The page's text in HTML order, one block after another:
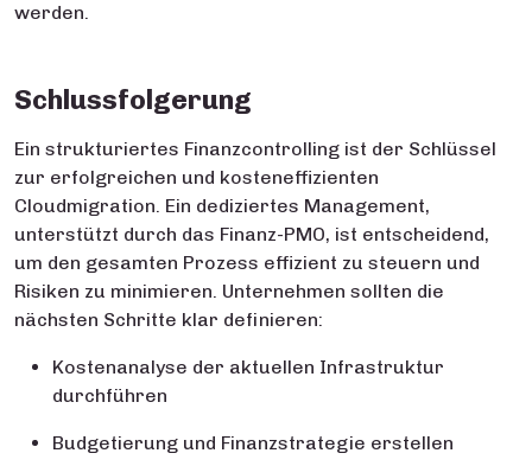
werden.
Schlussfolgerung
Ein strukturiertes Finanzcontrolling ist der Schlüssel
zur erfolgreichen und kosteneffizienten
Cloudmigration. Ein dediziertes Management,
unterstützt durch das Finanz-PMO, ist entscheidend,
um den gesamten Prozess effizient zu steuern und
Risiken zu minimieren. Unternehmen sollten die
nächsten Schritte klar definieren:
Kostenanalyse der aktuellen Infrastruktur
durchführen
Budgetierung und Finanzstrategie erstellen